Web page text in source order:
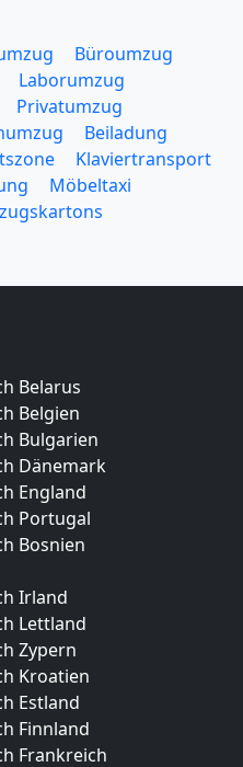
Büroumzug
Laborumzug
Privatumzug
Beiladung
Klaviertransport
Möbeltaxi
Belarus
Belgien
Bulgarien
Dänemark
England
Portugal
Bosnien
Irland
Lettland
Zypern
Kroatien
Estland
Finnland
Frankreich